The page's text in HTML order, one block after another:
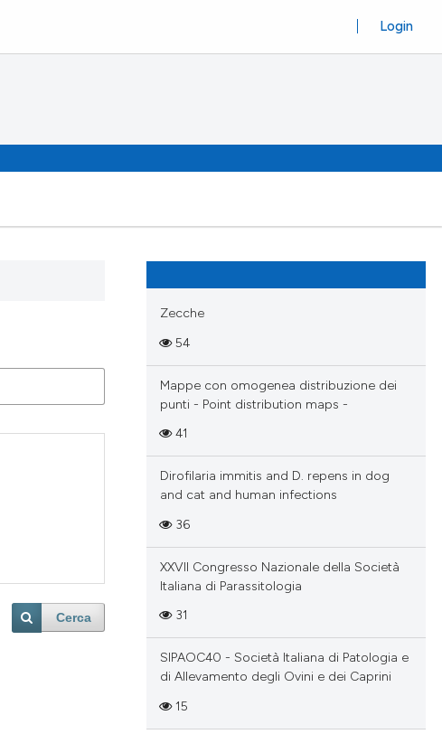
Login
Cerca
Zecche
54
Mappe con omogenea distribuzione dei
punti - Point distribution maps -
41
Dirofilaria immitis and D. repens in dog
and cat and human infections
36
XXVII Congresso Nazionale della Società
Italiana di Parassitologia
31
SIPAOC40 - Società Italiana di Patologia e
di Allevamento degli Ovini e dei Caprini
15